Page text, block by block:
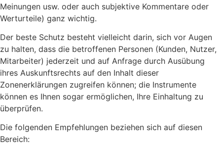
Meinungen usw. oder auch subjektive Kommentare oder
Werturteile) ganz wichtig.
Der beste Schutz besteht vielleicht darin, sich vor Augen
zu halten, dass die betroffenen Personen (Kunden, Nutzer,
Mitarbeiter) jederzeit und auf Anfrage durch Ausübung
ihres Auskunftsrechts auf den Inhalt dieser
Zonenerklärungen zugreifen können; die Instrumente
können es Ihnen sogar ermöglichen, Ihre Einhaltung zu
überprüfen.
Die folgenden Empfehlungen beziehen sich auf diesen
Bereich: